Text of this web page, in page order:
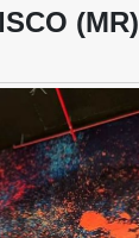
(MR)